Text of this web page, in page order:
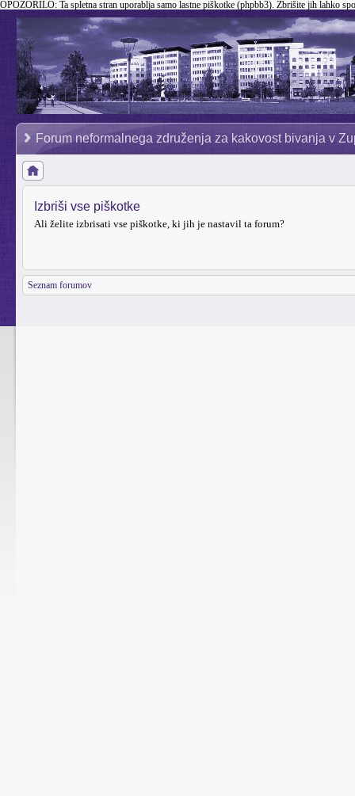
OPOZORILO: Ta spletna stran uporablja samo lastne piškotke (phpbb3). Zbrišite jih lahko
Forum neformalnega združenja za kakovost bivanja v
Izbriši vse piškotke
Ali želite izbrisati vse piškotke, ki jih je nastavil ta forum?
Seznam forumov